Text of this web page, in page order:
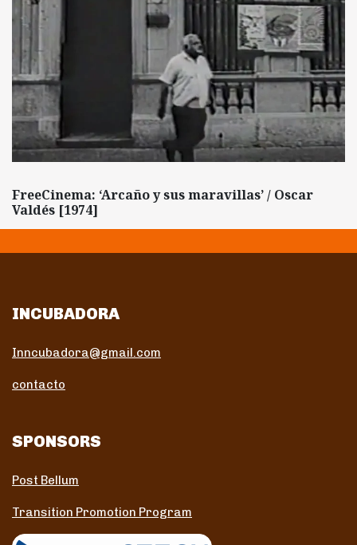
FreeCinema: ‘Arcaño y sus maravillas’ / Oscar
Valdés [1974]
INCUBADORA
Inncubadora@gmail.com
contacto
SPONSORS
Post Bellum
Transition Promotion Program